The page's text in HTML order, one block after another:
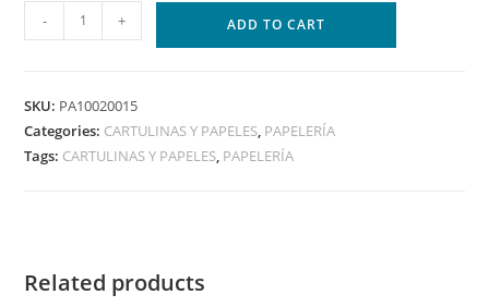
- + ADD TO CART
SKU: PA10020015
Categories: CARTULINAS Y PAPELES, PAPELERÍA
Tags: CARTULINAS Y PAPELES, PAPELERÍA
Related products